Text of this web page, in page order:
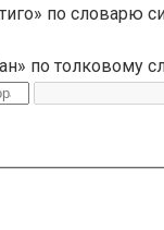
по словарю
по